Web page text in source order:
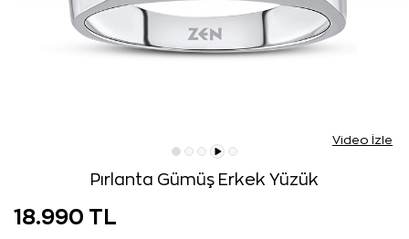
Video İzle
Pırlanta Gümüş Erkek Yüzük
18.990 TL